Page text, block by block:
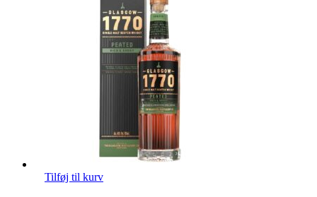
Tilføj til kurv